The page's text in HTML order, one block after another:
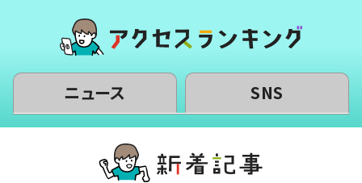
ニュース SNS